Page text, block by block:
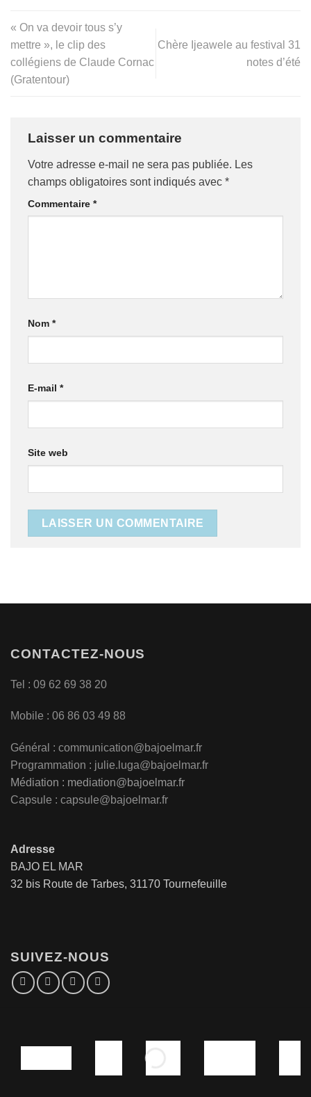
« On va devoir tous s’y
mettre », le clip des
collégiens de Claude Cornac
(Gratentour)
Chère Ijeawele au festival 31
notes d’été
Laisser un commentaire
Votre adresse e-mail ne sera pas publiée. Les
champs obligatoires sont indiqués avec *
Commentaire *
Nom *
E-mail *
Site web
CONTACTEZ-NOUS
Tel : 09 62 69 38 20
Mobile : 06 86 03 49 88
Général : communication@bajoelmar.fr
Programmation : julie.luga@bajoelmar.fr
Médiation : mediation@bajoelmar.fr
Capsule : capsule@bajoelmar.fr
Adresse
BAJO EL MAR
32 bis Route de Tarbes, 31170 Tournefeuille
SUIVEZ-NOUS